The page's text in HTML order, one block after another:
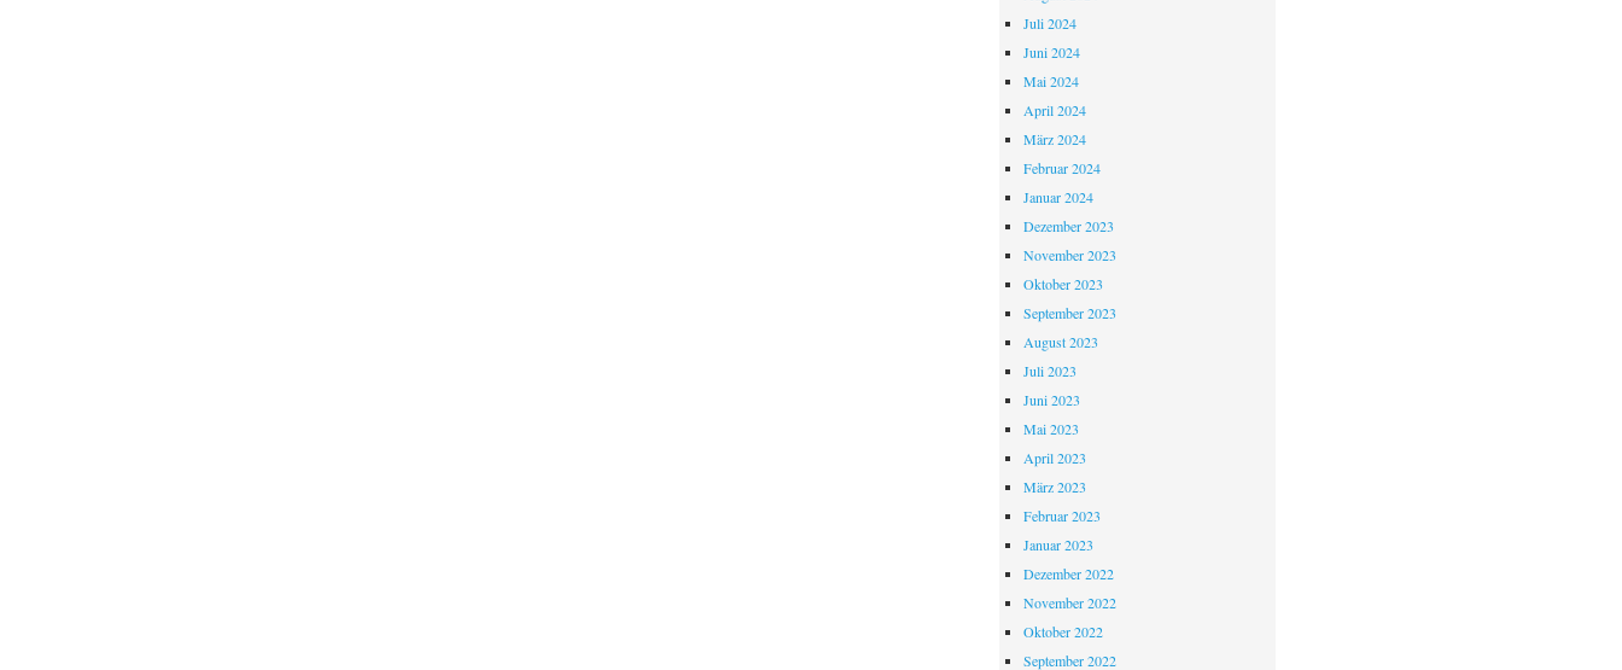
Juli 2024
Juni 2024
Mai 2024
April 2024
März 2024
Februar 2024
Januar 2024
Dezember 2023
November 2023
Oktober 2023
September 2023
August 2023
Juli 2023
Juni 2023
Mai 2023
April 2023
März 2023
Februar 2023
Januar 2023
Dezember 2022
November 2022
Oktober 2022
September 2022